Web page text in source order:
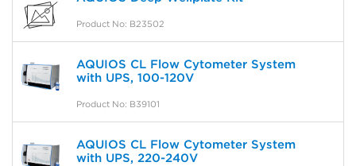
Product No: B23502
AQUIOS CL Flow Cytometer System
with UPS, 100-120V
Product No: B39101
AQUIOS CL Flow Cytometer System
with UPS, 220-240V